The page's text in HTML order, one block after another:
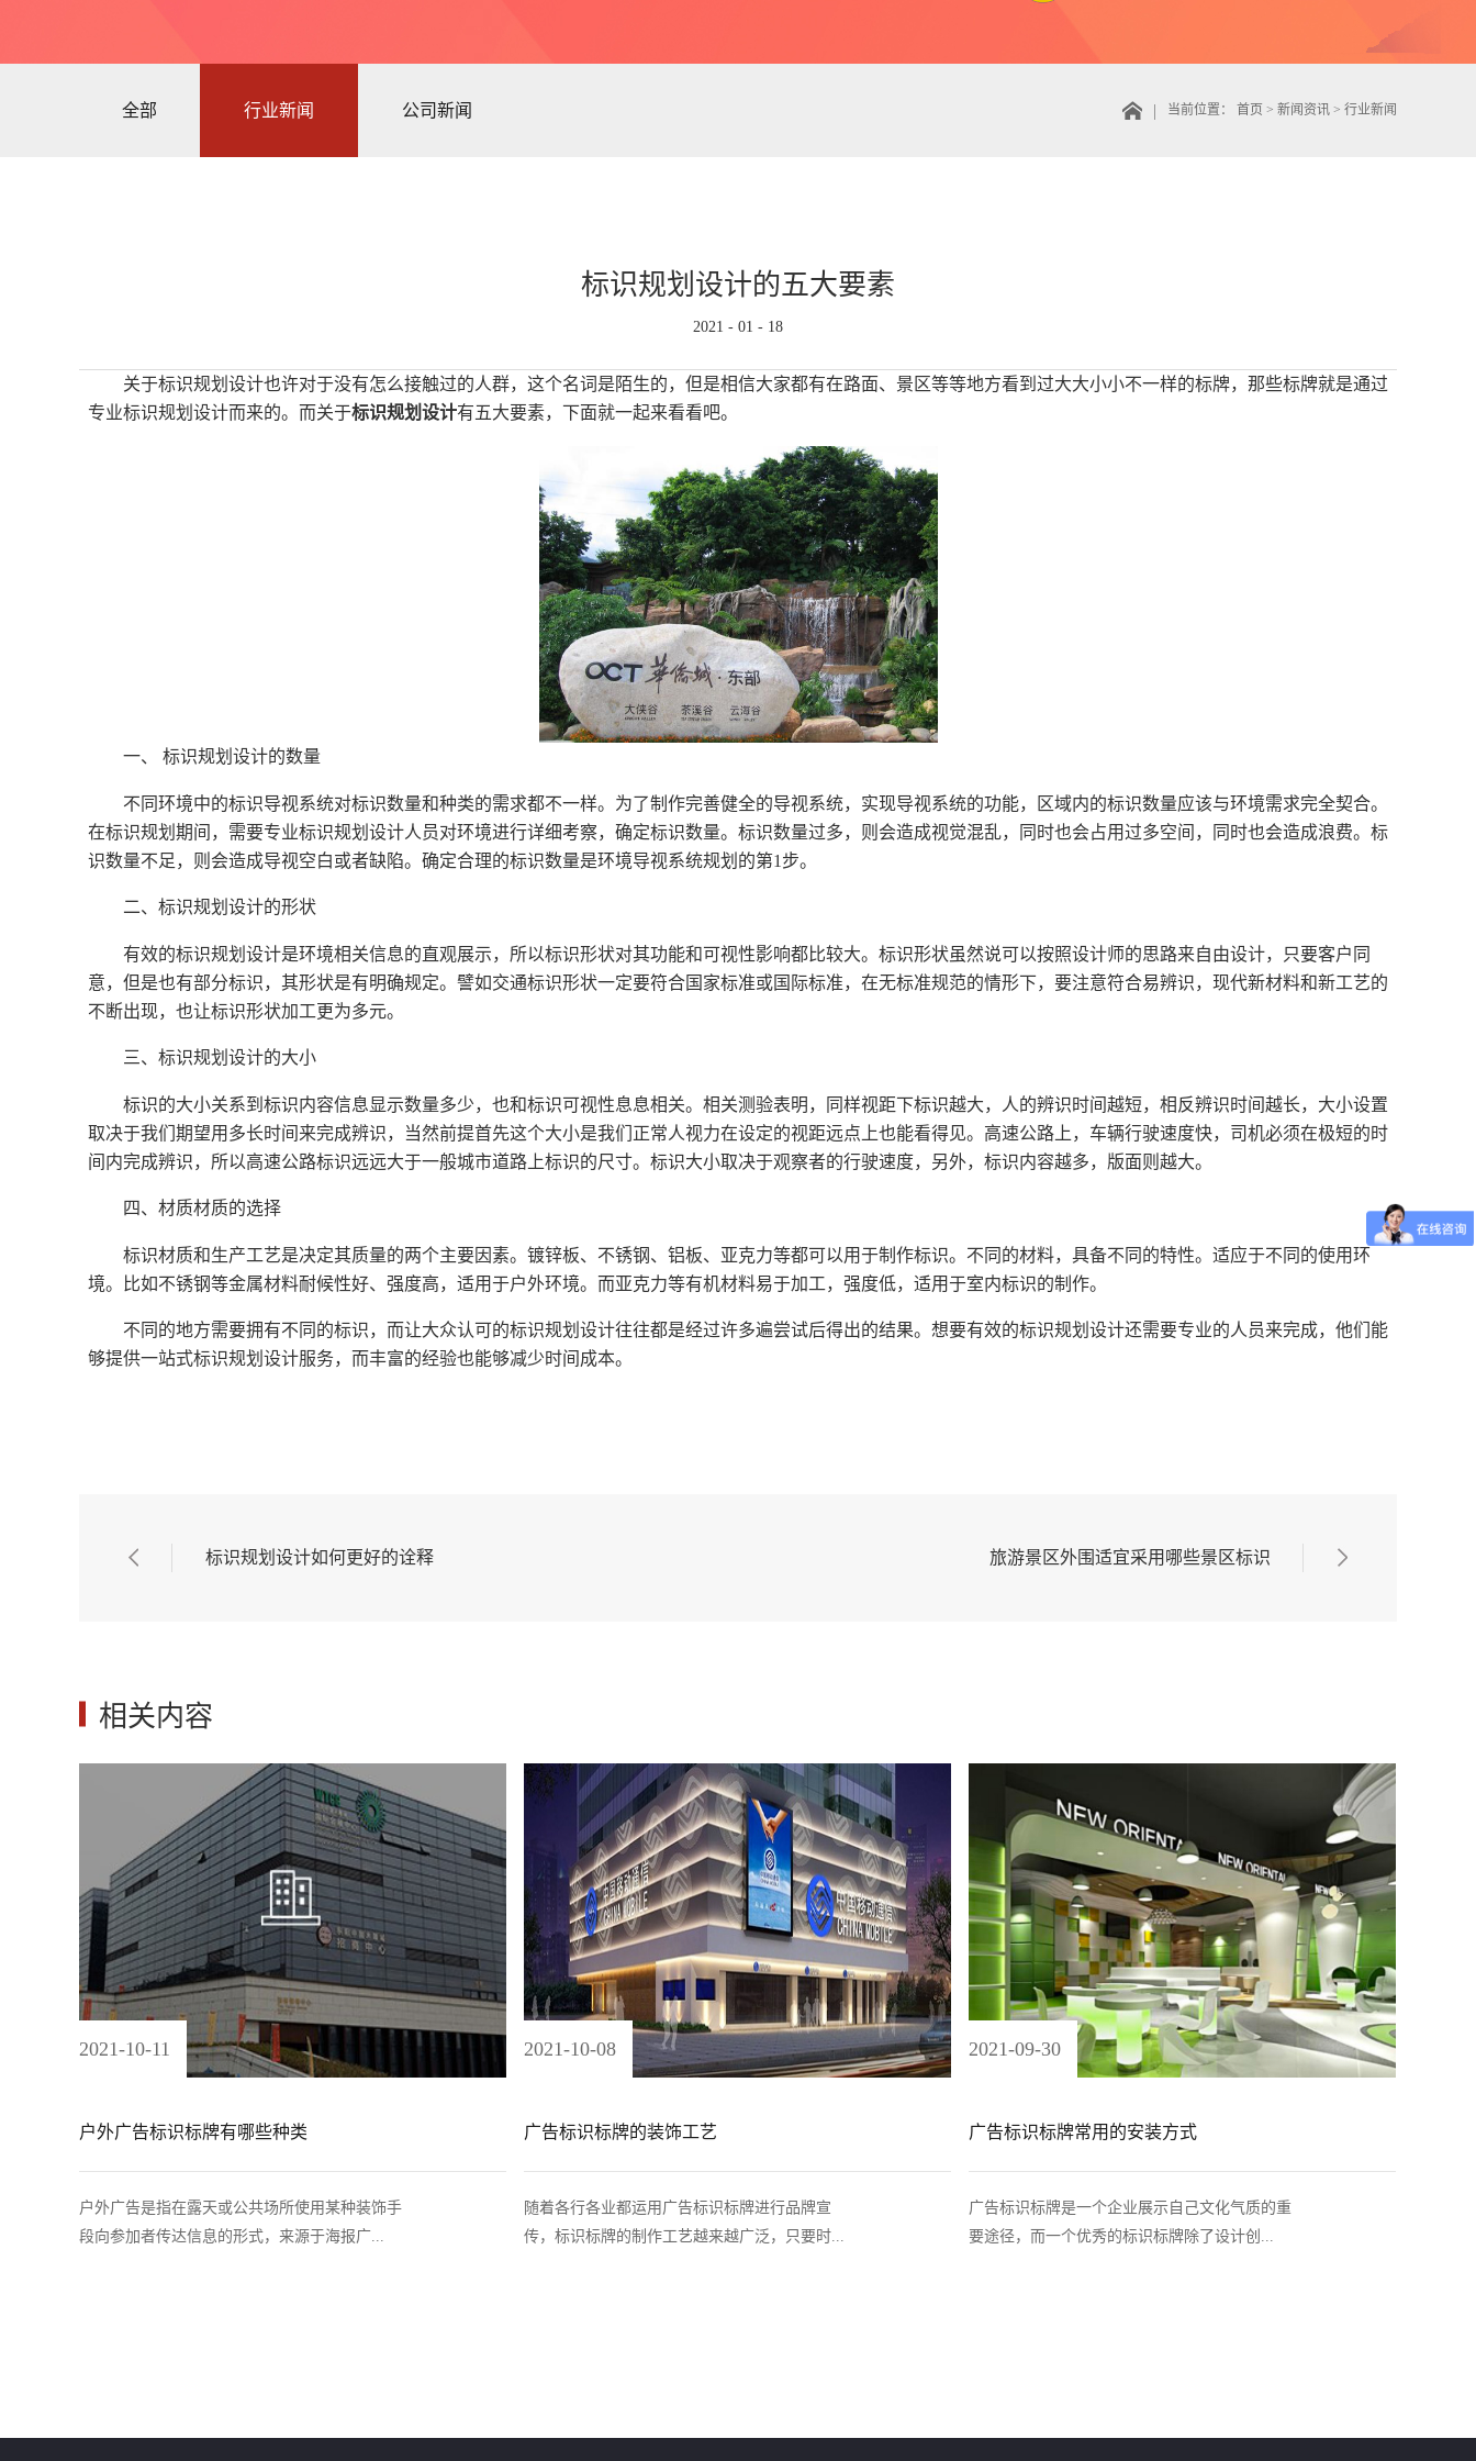
当前位置： 首页 > 新闻资讯 > 行业新闻
全部 行业新闻 公司新闻
标识规划设计的五大要素
2021 - 01 - 18
关于标识规划设计也许对于没有怎么接触过的人群，这个名词是陌生的，但是相信大家都有在路面、景区等等地方看到过大大小小不一样的标牌，那些标牌就是通过
专业标识规划设计而来的。而关于标识规划设计有五大要素，下面就一起来看看吧。
一、 标识规划设计的数量
不同环境中的标识导视系统对标识数量和种类的需求都不一样。为了制作完善健全的导视系统，实现导视系统的功能，区域内的标识数量应该与环境需求完全契合。
在标识规划期间，需要专业标识规划设计人员对环境进行详细考察，确定标识数量。标识数量过多，则会造成视觉混乱，同时也会占用过多空间，同时也会造成浪费。标
识数量不足，则会造成导视空白或者缺陷。确定合理的标识数量是环境导视系统规划的第1步。
二、标识规划设计的形状
有效的标识规划设计是环境相关信息的直观展示，所以标识形状对其功能和可视性影响都比较大。标识形状虽然说可以按照设计师的思路来自由设计，只要客户同
意，但是也有部分标识，其形状是有明确规定。譬如交通标识形状一定要符合国家标准或国际标准，在无标准规范的情形下，要注意符合易辨识，现代新材料和新工艺的
不断出现，也让标识形状加工更为多元。
三、标识规划设计的大小
标识的大小关系到标识内容信息显示数量多少，也和标识可视性息息相关。相关测验表明，同样视距下标识越大，人的辨识时间越短，相反辨识时间越长，大小设置
取决于我们期望用多长时间来完成辨识，当然前提首先这个大小是我们正常人视力在设定的视距远点上也能看得见。高速公路上，车辆行驶速度快，司机必须在极短的时
间内完成辨识，所以高速公路标识远远大于一般城市道路上标识的尺寸。标识大小取决于观察者的行驶速度，另外，标识内容越多，版面则越大。
四、材质材质的选择
标识材质和生产工艺是决定其质量的两个主要因素。镀锌板、不锈钢、铝板、亚克力等都可以用于制作标识。不同的材料，具备不同的特性。适应于不同的使用环
境。比如不锈钢等金属材料耐候性好、强度高，适用于户外环境。而亚克力等有机材料易于加工，强度低，适用于室内标识的制作。
不同的地方需要拥有不同的标识，而让大众认可的标识规划设计往往都是经过许多遍尝试后得出的结果。想要有效的标识规划设计还需要专业的人员来完成，他们能
够提供一站式标识规划设计服务，而丰富的经验也能够减少时间成本。
标识规划设计如何更好的诠释 旅游景区外围适宜采用哪些景区标识
相关内容
户外广告标识标牌有哪些种类
2021-10-11
户外广告是指在露天或公共场所使用某种装饰手
段向参加者传达信息的形式，来源于海报广...
广告标识标牌的装饰工艺
2021-10-08
随着各行各业都运用广告标识标牌进行品牌宣
传，标识标牌的制作工艺越来越广泛，只要时...
广告标识标牌常用的安装方式
2021-09-30
广告标识标牌是一个企业展示自己文化气质的重
要途径，而一个优秀的标识标牌除了设计创...